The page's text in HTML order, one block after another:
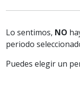
Lo sentimos, NO
periodo
Puedes elegir un